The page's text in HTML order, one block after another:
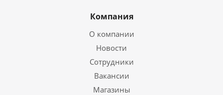
Компания
О компании
Новости
Сотрудники
Вакансии
Магазины